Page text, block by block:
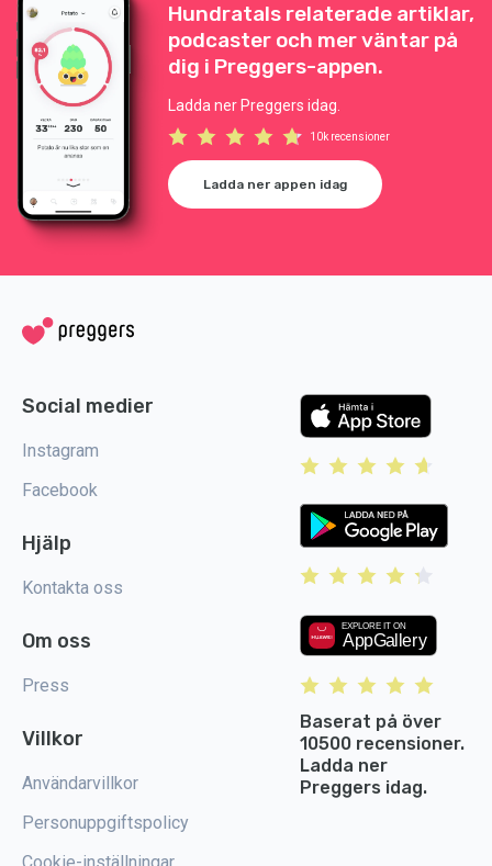
Hundratals relaterade artiklar,
podcaster och mer väntar på
dig i Preggers-appen.
Ladda ner Preggers idag.
10k recensioner
Ladda ner appen idag
Social medier
Instagram
Facebook
Hjälp
Kontakta oss
Om oss
Press
Villkor
Användarvillkor
Personuppgiftspolicy
Baserat på över
10500 recensioner.
Ladda ner
Preggers idag.